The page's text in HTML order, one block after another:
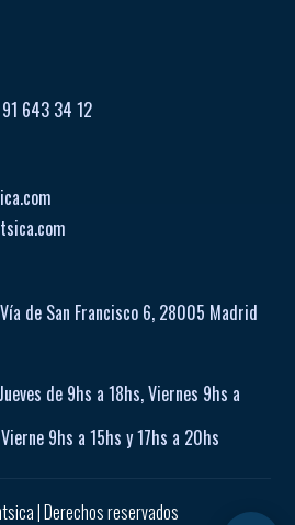
643 34 12
de San Francisco 6, 28005 Madrid
de9hs a 18hs, Viernes 9hs a
9hs a 15hs y 17hs a 20hs
| Derechos reservados